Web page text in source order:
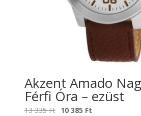
Akzent Amado
Férfi Óra – ezüst
13 335Ft Original
10 385 Ft